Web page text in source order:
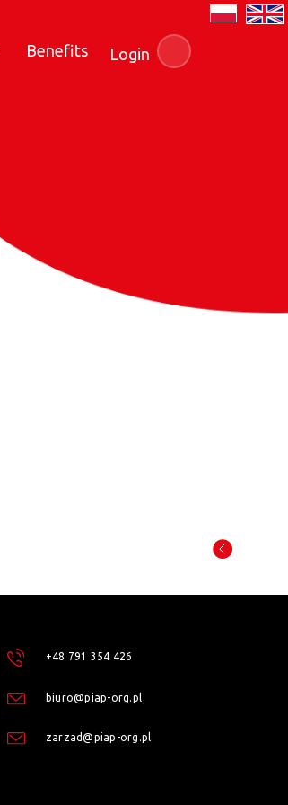
Benefits Login
+48 791 354 426
biuro@piap-org.pl
zarzad@piap-org.pl